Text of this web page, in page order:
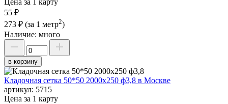
Цена за 1 карту
55 ₽
273 ₽ (за 1 метр2)
Наличие: много
в корзину
Кладочная сетка 50*50 2000х250 ф3,8 в Москве
артикул: 5715
Цена за 1 карту